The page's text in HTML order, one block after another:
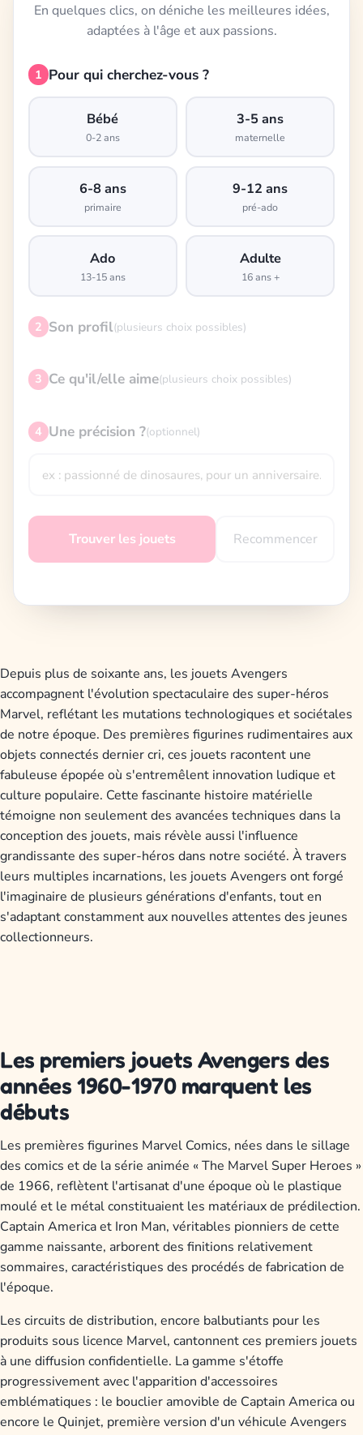
En quelques clics, on déniche les meilleures idées,
adaptées à l'âge et aux passions.
1 Pour qui cherchez-vous ?
Bébé
0-2 ans
3-5 ans
maternelle
6-8 ans
primaire
9-12 ans
pré-ado
Ado
13-15 ans
Adulte
16 ans +
2 Son profil(plusieurs choix possibles)
3 Ce qu'il/elle aime(plusieurs choix possibles)
4 Une précision ?(optionnel)
Trouver les jouets Recommencer
Depuis plus de soixante ans, les jouets Avengers
accompagnent l'évolution spectaculaire des super-héros
Marvel, reflétant les mutations technologiques et sociétales
de notre époque. Des premières figurines rudimentaires aux
objets connectés dernier cri, ces jouets racontent une
fabuleuse épopée où s'entremêlent innovation ludique et
culture populaire. Cette fascinante histoire matérielle
témoigne non seulement des avancées techniques dans la
conception des jouets, mais révèle aussi l'influence
grandissante des super-héros dans notre société. À travers
leurs multiples incarnations, les jouets Avengers ont forgé
l'imaginaire de plusieurs générations d'enfants, tout en
s'adaptant constamment aux nouvelles attentes des jeunes
collectionneurs.
Les premiers jouets Avengers des
années 1960-1970 marquent les
débuts
Les premières figurines Marvel Comics, nées dans le sillage
des comics et de la série animée « The Marvel Super Heroes »
de 1966, reflètent l'artisanat d'une époque où le plastique
moulé et le métal constituaient les matériaux de prédilection.
Captain America et Iron Man, véritables pionniers de cette
gamme naissante, arborent des finitions relativement
sommaires, caractéristiques des procédés de fabrication de
l'époque.
Les circuits de distribution, encore balbutiants pour les
produits sous licence Marvel, cantonnent ces premiers jouets
à une diffusion confidentielle. La gamme s'étoffe
progressivement avec l'apparition d'accessoires
emblématiques : le bouclier amovible de Captain America ou
encore le Quinjet, première version d'un véhicule Avengers